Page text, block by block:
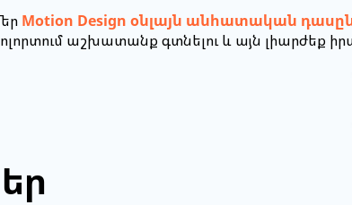
Motion Design օնլայն անհատական
աշխատանք գտնելու և այն լիարժեք